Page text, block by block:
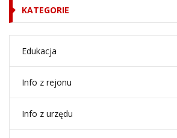
KATEGORIE
Edukacja
Info z rejonu
Info z urzędu